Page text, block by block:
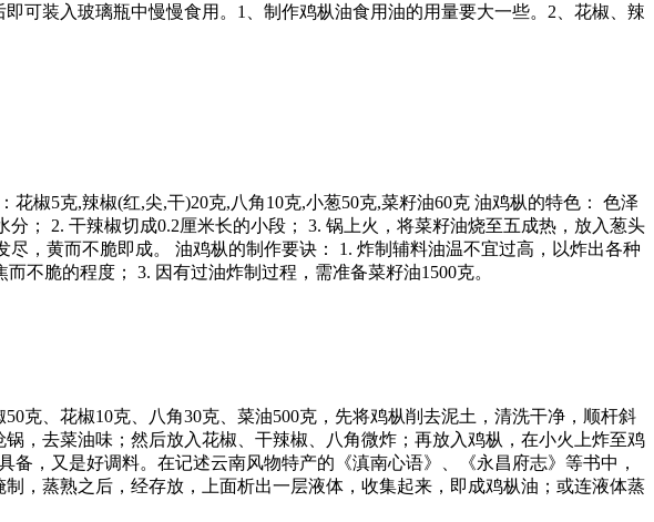
可装入玻璃瓶中慢慢食用。1、制作鸡枞油食用油的用量要大一些。2、花椒、辣
椒5克,辣椒(红,尖,干)20克,八角10克,小葱50克,菜籽油60克 油鸡枞的特色： 色泽
； 2. 干辣椒切成0.2厘米长的小段； 3. 锅上火，将菜籽油烧至五成热，放入葱头
，黄而不脆即成。 油鸡枞的制作要诀： 1. 炸制辅料油温不宜过高，以炸出各种
不脆的程度； 3. 因有过油炸制过程，需准备菜籽油1500克。
克、花椒10克、八角30克、菜油500克，先将鸡枞削去泥土，清洗干净，顺杆斜
，去菜油味；然后放入花椒、干辣椒、八角微炸；再放入鸡枞，在小火上炸至鸡
，又是好调料。在记述云南风物特产的《滇南心语》、《永昌府志》等书中，
，蒸熟之后，经存放，上面析出一层液体，收集起来，即成鸡枞油；或连液体蒸